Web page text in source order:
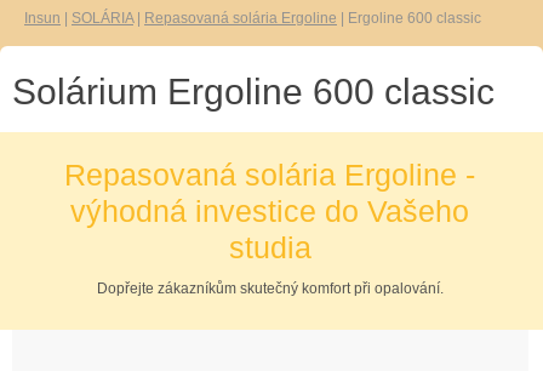
Insun | SOLÁRIA| Repasovaná solária Ergoline | Ergoline 600 classic
Solárium Ergoline 600 classic
Repasovaná solária Ergoline -
výhodná investice do Vašeho
studia
Dopřejte zákazníkům skutečný komfort při opalování.